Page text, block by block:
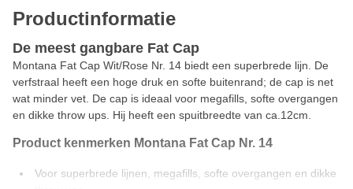
Productinformatie
De meest gangbare Fat Cap
Montana Fat Cap Wit/Rose Nr. 14 biedt een superbrede lijn. De
verfstraal heeft een hoge druk en softe buitenrand; de cap is net
wat minder vet. De cap is ideaal voor megafills, softe overgangen
en dikke throw ups. Hij heeft een spuitbreedte van ca.12cm.
Product kenmerken Montana Fat Cap Nr. 14
Voor superbrede lijnen, megafills, softe overgangen en dikke